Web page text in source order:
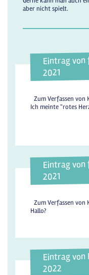
aber nicht spielt.
Eintrag
2021
Zum Verfassen
Ich meinte "rotes
Eintrag von
2021
Zum Verfassen
Hallo?
Eintrag von
2022